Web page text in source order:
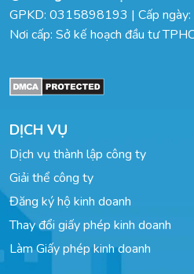
GPKD: 0315898193 | Cấp
Nơi cấp: Sở kế hoạch đầu tư
DỊCH VỤ
Dịch vụ thành lập công ty
Giải thể công ty
Đăng ký hộ kinh doanh
Thay đổi giấy phép kinh doanh
Làm Giấy phép kinh doanh